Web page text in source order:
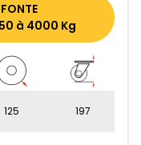
à 4000 Kg
125 197